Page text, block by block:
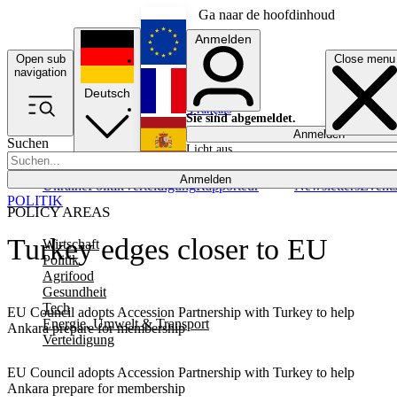
Ga naar de hoofdinhoud
Open sub
navigation
Close menu
Suchen
Anmelden
POLICY AREAS
Wirtschaft
Politik
Agrifood
Gesundheit
Tech
Energie, Umwelt & Transport
Verteidigung
UkrainePolitikVerteidigungRapporteur NewslettersEvents
Deutsch
English
Français
Anmelden
Sie sind abgemeldet.
Anmelden
Licht aus
Turkey edges closer to EU
EU Council adopts Accession Partnership with Turkey to help
Ankara prepare for membership
POLITIK
EU Council adopts Accession Partnership with Turkey to help
Ankara prepare for membership